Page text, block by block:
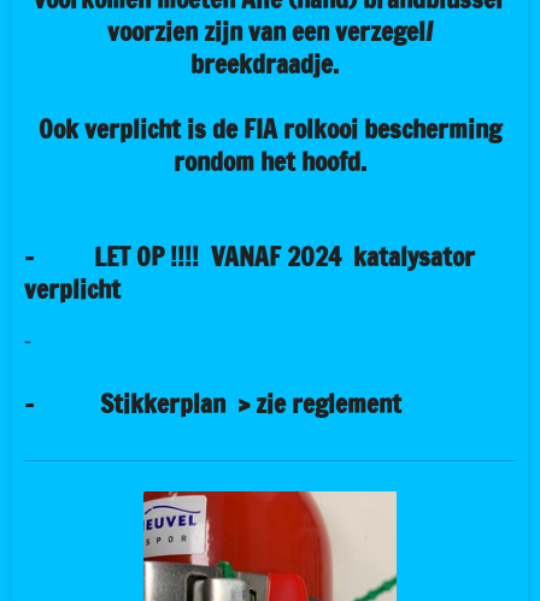
voorzien zijn van een verzegel/
breekdraadje.
Ook verplicht is de FIA rolkooi bescherming
rondom het hoofd.
- LET OP !!!! VANAF 2024 katalysator
verplicht
-
- Stikkerplan > zie reglement